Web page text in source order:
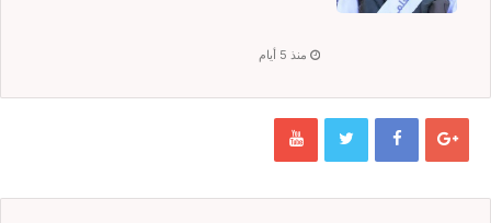
منذ 5 أيام